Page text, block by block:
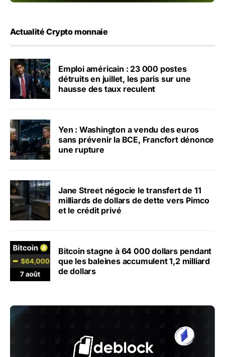
Actualité Crypto monnaie
Emploi américain : 23 000 postes
détruits en juillet, les paris sur une
hausse des taux reculent
Yen : Washington a vendu des euros
sans prévenir la BCE, Francfort dénonce
une rupture
Jane Street négocie le transfert de 11
milliards de dollars de dette vers Pimco
et le crédit privé
Bitcoin stagne à 64 000 dollars pendant
que les baleines accumulent 1,2 milliard
de dollars